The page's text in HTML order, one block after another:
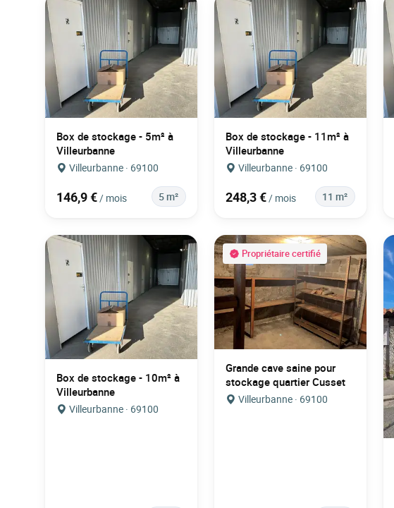
Box de stockage - 5m² à
Villeurbanne
Villeurbanne · 69100
146,9 € / mois 5 m²
Box de stockage - 11m² à
Villeurbanne
Villeurbanne · 69100
248,3 € / mois 11 m²
Box de stockage - 10m² à
Villeurbanne
Villeurbanne · 69100
Propriétaire certifié
Grande cave saine pour
stockage quartier Cusset
Villeurbanne · 69100